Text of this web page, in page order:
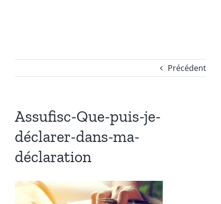
Précédent
Assufisc-Que-puis-je-
déclarer-dans-ma-
déclaration